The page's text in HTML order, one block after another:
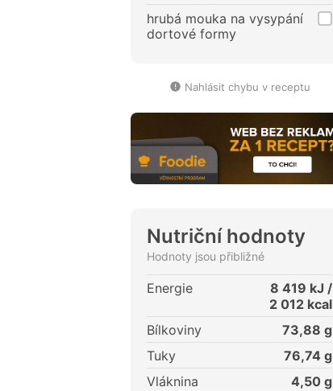
hrubá mouka na vysypání
dortové formy
Nahlásit chybu v receptu
Nutriční hodnoty
Hodnoty jsou přibližné
Energie 8 419 kJ /
2 012 kcal
Bílkoviny
73,88 g
Tuky
76,74 g
Vláknina
4,50 g